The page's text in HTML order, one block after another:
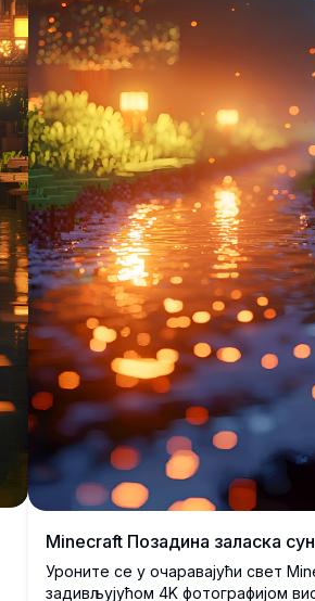
Minecraft Позадина заласка
Уроните се у очаравајући свет
задивљујућом 4K фотографијом